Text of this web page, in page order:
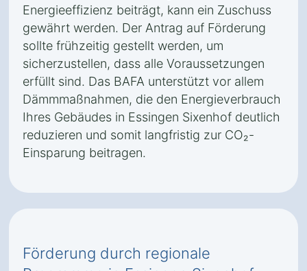
Energieeffizienz beiträgt, kann ein Zuschuss
gewährt werden. Der Antrag auf Förderung
sollte frühzeitig gestellt werden, um
sicherzustellen, dass alle Voraussetzungen
erfüllt sind. Das BAFA unterstützt vor allem
Dämmmaßnahmen, die den Energieverbrauch
Ihres Gebäudes in Essingen Sixenhof deutlich
reduzieren und somit langfristig zur CO₂-
Einsparung beitragen.
Förderung durch regionale